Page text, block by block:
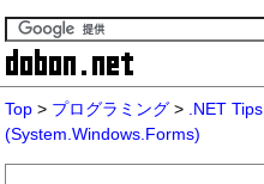
Top > プログラミング > .NET Tips
(System.Windows.Forms)